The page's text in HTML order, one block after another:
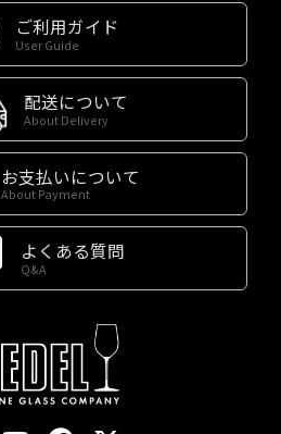
ご利用ガイド
User Guide
配送について
About Delivery
お支払いについて
About Payment
よくある質問
Q&A